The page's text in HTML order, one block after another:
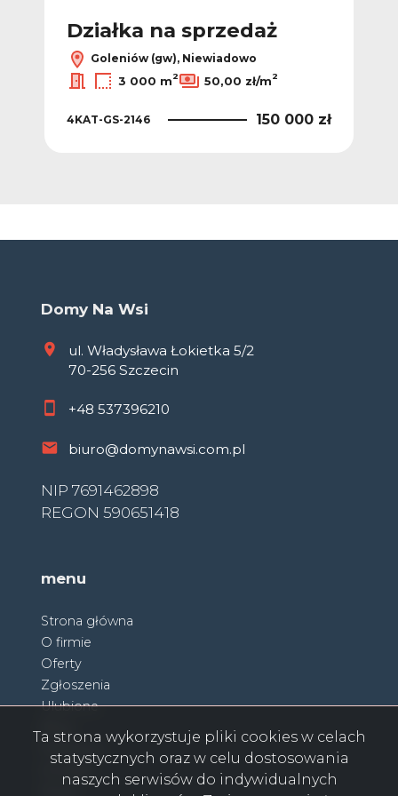
Działka na sprzedaż
Goleniów (gw), Niewiadowo
3 000 m2 50,00 zł/m2
4KAT-GS-2146 150 000 zł
Domy Na Wsi
ul. Władysława Łokietka 5/2
70-256 Szczecin
+48 537396210
biuro@domynawsi.com.pl
NIP 7691462898
REGON 590651418
menu
Strona główna
O firmie
Oferty
Zgłoszenia
Ulubione
Kontakt
Ta strona wykorzystuje pliki cookies w celach
statystycznych oraz w celu dostosowania
naszych serwisów do indywidualnych